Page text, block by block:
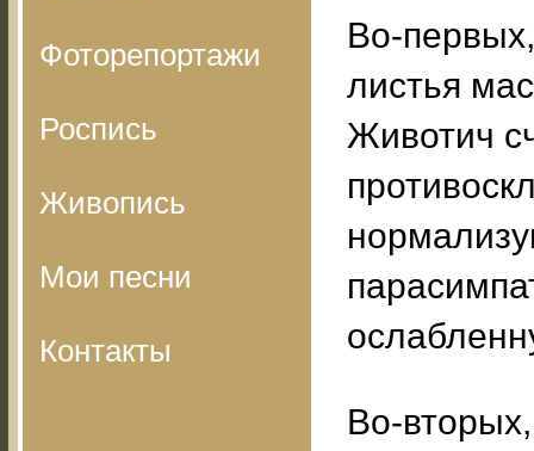
Фоторепортажи
Роспись
Живопись
Мои песни
Контакты
Во-
листья
Животич
Во-